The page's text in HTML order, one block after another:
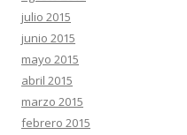
julio 2015
junio 2015
mayo 2015
abril 2015
marzo 2015
febrero 2015